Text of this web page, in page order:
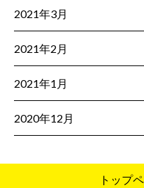
2021年3月
2021年2月
2021年1月
2020年12月
トップ